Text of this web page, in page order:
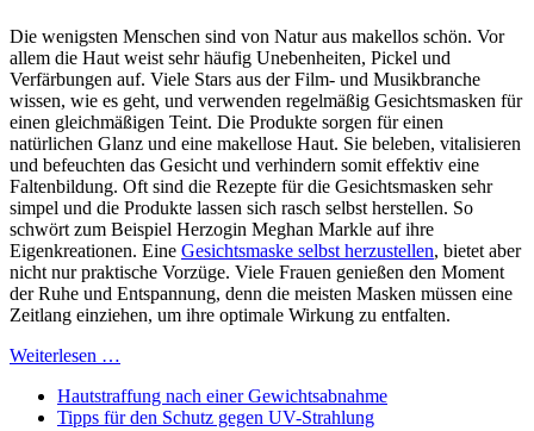
Die wenigsten Menschen sind von Natur aus makellos schön. Vor
allem die Haut weist sehr häufig Unebenheiten, Pickel und
Verfärbungen auf. Viele Stars aus der Film- und Musikbranche
wissen, wie es geht, und verwenden regelmäßig Gesichtsmasken für
einen gleichmäßigen Teint. Die Produkte sorgen für einen
natürlichen Glanz und eine makellose Haut. Sie beleben, vitalisieren
und befeuchten das Gesicht und verhindern somit effektiv eine
Faltenbildung. Oft sind die Rezepte für die Gesichtsmasken sehr
simpel und die Produkte lassen sich rasch selbst herstellen. So
schwört zum Beispiel Herzogin Meghan Markle auf ihre
Eigenkreationen. Eine Gesichtsmaske selbst herzustellen, bietet aber
nicht nur praktische Vorzüge. Viele Frauen genießen den Moment
der Ruhe und Entspannung, denn die meisten Masken müssen eine
Zeitlang einziehen, um ihre optimale Wirkung zu entfalten.
Weiterlesen …
Hautstraffung nach einer Gewichtsabnahme
Tipps für den Schutz gegen UV-Strahlung